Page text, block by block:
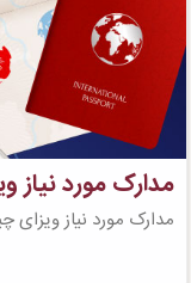
مدارک مورد نیاز
مدارک مورد نیاز